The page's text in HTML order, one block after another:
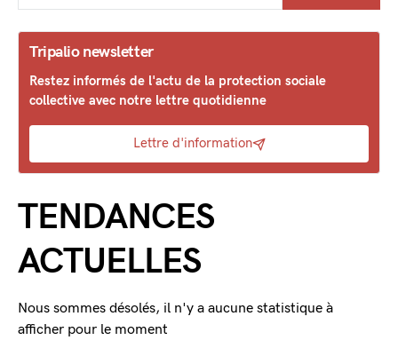
Tripalio newsletter
Restez informés de l'actu de la protection sociale
collective avec notre lettre quotidienne
Lettre d'information
TENDANCES
ACTUELLES
Nous sommes désolés, il n'y a aucune statistique à
afficher pour le moment